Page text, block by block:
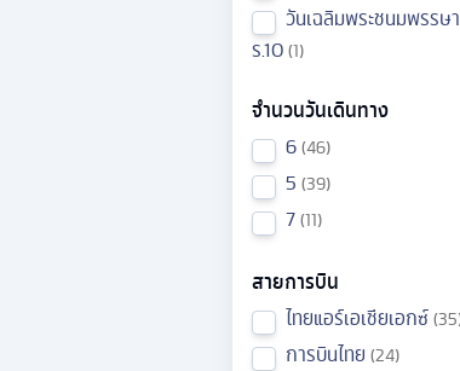
วันเฉลิมพระชนมพรรษา
ร.10 1
จำนวนวันเดินทาง
6 46
5 39
7 11
สายการบิน
ไทยแอร์เอเชียเอกซ์ 35
การบินไทย 24